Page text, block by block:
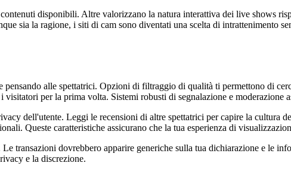
disponibili. Altre valorizzano la natura interattiva dei live shows
sia la ragione, i siti di cam sono diventati una scelta di intrattenimento
alle spettatrici. Opzioni di filtraggio di qualità ti permettono di
per la prima volta. Sistemi robusti di segnalazione e moderazione
dell'utente. Leggi le recensioni di altre spettatrici per capire la cultura
Queste caratteristiche assicurano che la tua esperienza di
transazioni dovrebbero apparire generiche sulla tua dichiarazione e le
e la discrezione.